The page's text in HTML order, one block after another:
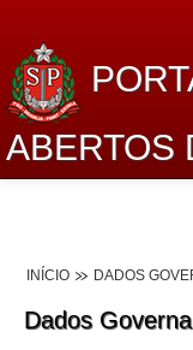
ABERTOS
Lei de Acesso à
INÍCIO DADOS
Dados